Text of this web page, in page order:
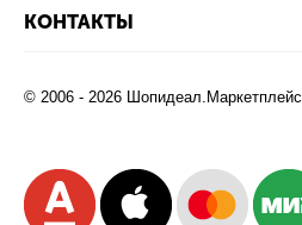
КОНТАКТЫ
© 2006 - 2026 Шопидеал.Маркетплейс